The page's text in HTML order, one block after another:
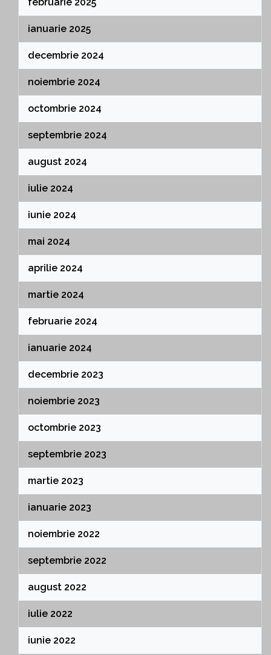
ianuarie 2025
decembrie 2024
noiembrie 2024
octombrie 2024
septembrie 2024
august 2024
iulie 2024
iunie 2024
mai 2024
aprilie 2024
martie 2024
februarie 2024
ianuarie 2024
decembrie 2023
noiembrie 2023
octombrie 2023
septembrie 2023
martie 2023
ianuarie 2023
noiembrie 2022
septembrie 2022
august 2022
iulie 2022
iunie 2022